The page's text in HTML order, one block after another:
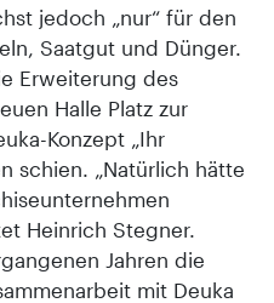
jedoch „nur“ für den
Saatgut und Dünger.
Erweiterung des
Halle Platz zur
Konzept „Ihr
schien. „Natürlich hätte
Heinrich Stegner.
Jahren die
mit Deuka